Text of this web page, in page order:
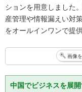
ションを用意しました
産管理や情報漏えい対
をオールインワンで提供
画像
中国でビジネスを展